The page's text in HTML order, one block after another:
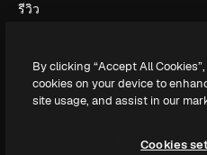
รีวิว
บล็อก
กิจกรรม
By clicking “Accept All
cookies on your device to
site usage, and assist in our
Cookies